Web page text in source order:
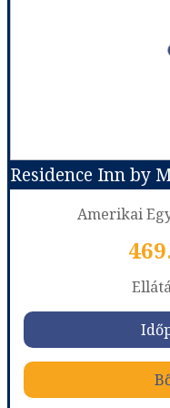
Utazás
már
Amerikai